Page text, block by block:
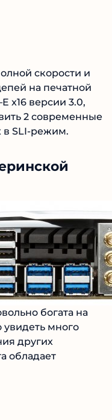
скорости и
на печатной
x16 версии 3.0,
2 современные
в SLI-режим.
богата на
много
других
обладает